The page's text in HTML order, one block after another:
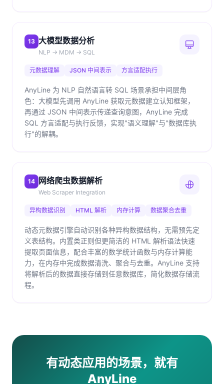
13 大模型数据分析
NLP → MDM → SQL
元数据理解 JSON 中间表示 方言适配执行
AnyLine 为 NLP 自然语言转 SQL 场景承担中间层角
色：大模型先调用 AnyLine 获取元数据建立认知框架，
再通过 JSON 中间表示传递查询意图，AnyLine 完成
SQL 方言适配与执行反馈，实现"语义理解"与"数据库执
行"的解耦。
14 网络爬虫数据解析
Web Scraper Integration
异构数据识别 HTML 解析 内存计算 数据聚合去重
动态元数据引擎自动识别各种异构数据结构，无需预先定
义表结构。内置类正则但更简洁的 HTML 解析语法快速
提取页面信息，配合丰富的数学统计函数与内存计算能
力，在内存中完成数据清洗、聚合与去重。AnyLine 支持
将解析后的数据直接存储到任意数据库，简化数据存储流
程。
有动态应用的场景，就有
AnyLine